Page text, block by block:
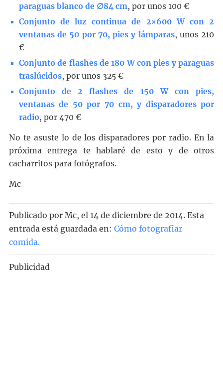
paraguas blanco de ∅84 cm, por unos 100 €
Conjunto de luz continua de 2×600 W con 2
ventanas de 50 por 70, pies y lámparas, unos 210
€
Conjunto de flashes de 180 W con pies y paraguas
traslúcidos, por unos 325 €
Conjunto de 2 flashes de 150 W con pies,
ventanas de 50 por 70 cm, y disparadores por
radio, por 470 €
No te asuste lo de los disparadores por radio. En la
próxima entrega te hablaré de esto y de otros
cacharritos para fotógrafos.
Mc
Publicado por Mc, el 14 de diciembre de 2014. Esta
entrada está guardada en: Cómo fotografiar
comida.
Publicidad